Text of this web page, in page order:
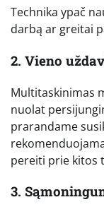
Technika ypač
darbą ar greitai
2. Vieno
Multitaskinimas
nuolat
prarandame
pereiti prie kitos
3.